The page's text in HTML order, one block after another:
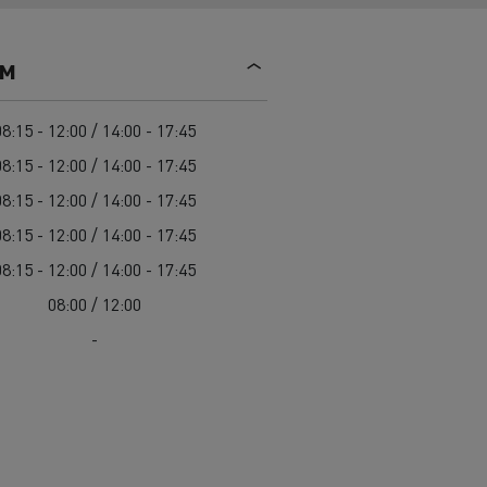
Oprema za lokalne uprave
Hitne i vatrogasne službe
- 12:00 / 14:00 - 17:45
- 12:00 / 14:00 - 17:45
- 12:00 / 14:00 - 17:45
- 12:00 / 14:00 - 17:45
- 12:00 / 14:00 - 17:45
08:00 / 12:00
-